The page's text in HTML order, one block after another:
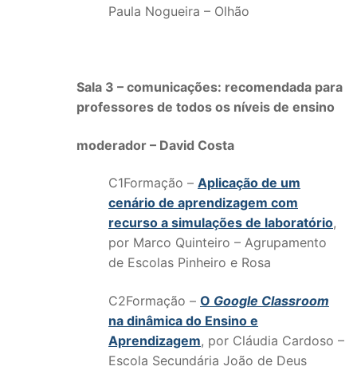
Paula Nogueira – Olhão
Sala 3 – comunicações: recomendada para
professores de todos os níveis de ensino
moderador – David Costa
C1Formação – Aplicação de um
cenário de aprendizagem com
recurso a simulações de laboratório,
por Marco Quinteiro – Agrupamento
de Escolas Pinheiro e Rosa
C2Formação – O Google Classroom
na dinâmica do Ensino e
Aprendizagem, por Cláudia Cardoso –
Escola Secundária João de Deus